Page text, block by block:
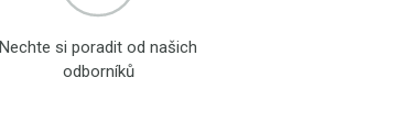
Nechte si poradit od našich
odborníků